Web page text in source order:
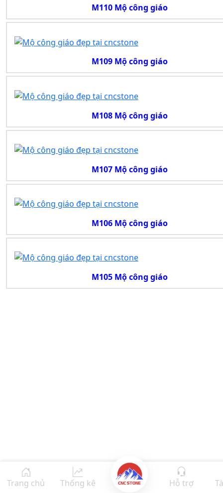
M110 Mộ công giáo
M109 Mộ công giáo
M108 Mộ công giáo
M107 Mộ công giáo
M106 Mộ công giáo
M105 Mộ công giáo
Trang chủ Thống kê Hỗ trợ